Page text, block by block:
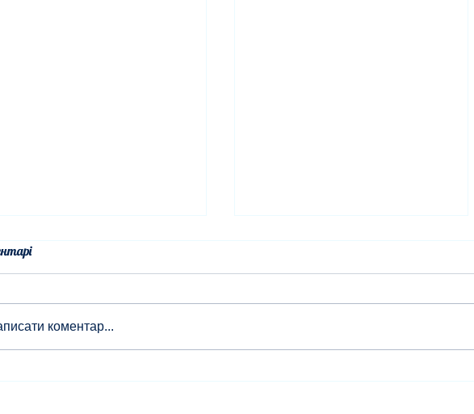
юності та надії
коментар...